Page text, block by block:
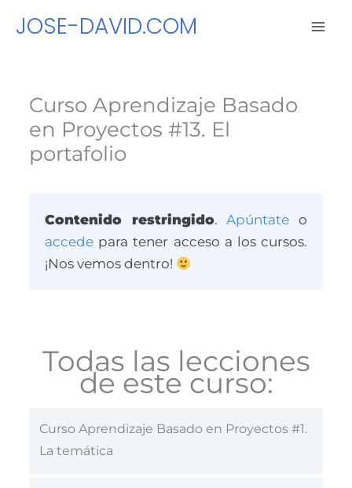
JOSE-DAVID.COM
Curso Aprendizaje Basado
en Proyectos #13. El
portafolio
Contenido restringido.Apúntate o
accede para tener acceso a los cursos.
¡Nos vemos dentro!
Todas las lecciones
de este curso:
Curso Aprendizaje Basado en Proyectos #1.
La temática